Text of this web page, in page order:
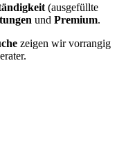
(ausgefüllte
und Premium.
zeigen wir vorrangig